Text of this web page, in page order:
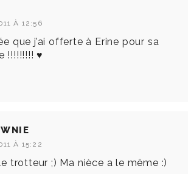
À 12:56
que j’ai offerte à Erine pour sa
!!!!!!!!! ♥
À 15:22
trotteur ;) Ma nièce a le même :)